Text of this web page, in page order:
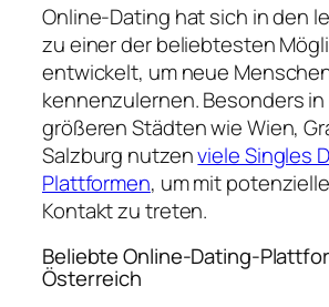
Online-Dating hat sich in den
zu einer der beliebtesten
entwickelt, um neue
kennenzulernen. Besonders
größeren Städten wie Wien,
Salzburg nutzenviele Singles
Plattformen, um mit
Kontakt zu treten.
Beliebte Online-Dating-
Österreich